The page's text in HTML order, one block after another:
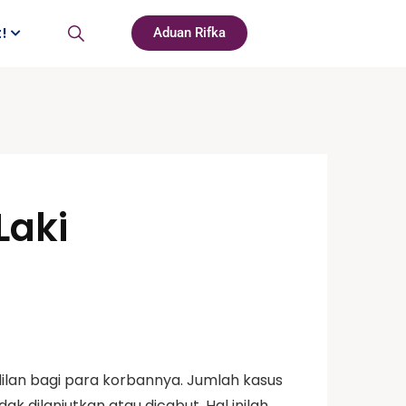
Aduan Rifka
bagi para korbannya. Jumlah kasus